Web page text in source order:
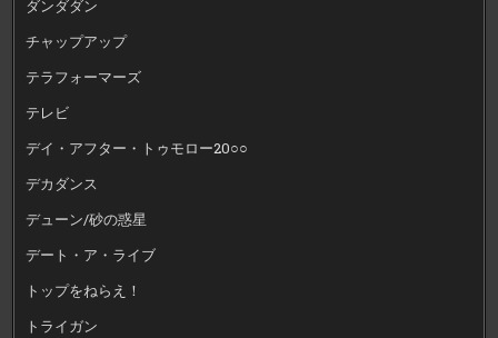
ダンダダン
チャップアップ
テラフォーマーズ
テレビ
デイ・アフター・トゥモロー20○○
デカダンス
デューン/砂の惑星
デート・ア・ライブ
トップをねらえ！
トライガン